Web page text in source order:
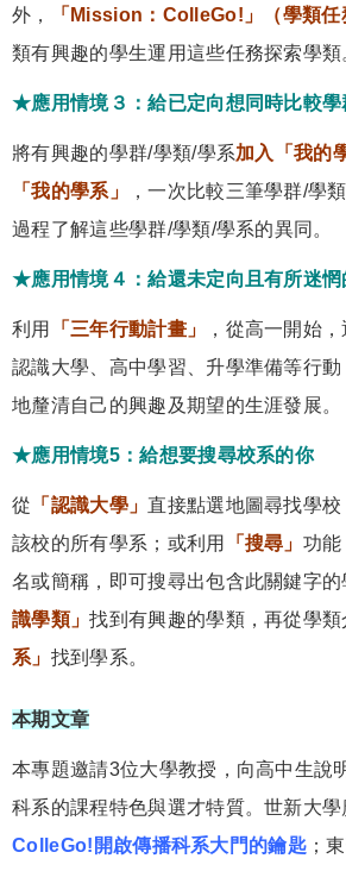
外，
「Mission：ColleGo!」（學類任
類有興趣的學生運用這些任務探索學類
★應用情境３：給已定向想同時比較學
將有興趣的學群/學類/學系加入「我的
「我的學系」
，一次比較三筆學群/學
過程了解這些學群/學類/學系的異同。
★應用情境４：給還未定向且有所迷惘
利用 「三年行動計畫」
，從高一開始
認識大學、高中學習、升學準備等行
地釐清自己的興趣及期望的生涯發展。
★應用情境5：給想要搜尋校系的你
從 「認識大學」直接點選地圖尋找學
該校的所有學系；或利用
「搜尋」 功能
名或簡稱，即可搜尋出包含此關鍵字
識學類」找到有興趣的學類，再從學類
系」 找到學系。
本期文章
本專題邀請3位大學教授，向高中生說
科系的課程特色與選才特質。世新大
ColleGo!開啟傳播科系大門的鑰匙 ；